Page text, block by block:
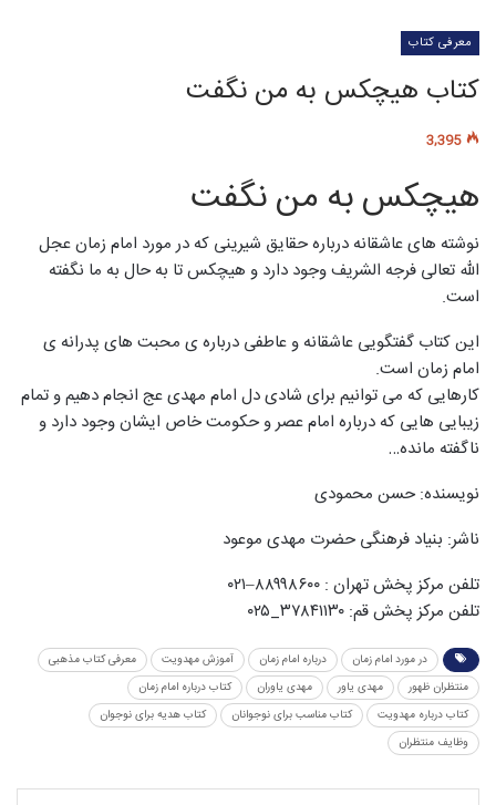
معرفی کتاب
کتاب هیچکس به من نگفت
3,395
هیچکس به من نگفت
نوشته های عاشقانه درباره حقایق شیرینی که در مورد امام زمان عجل
الله تعالی فرجه الشریف وجود دارد و هیچکس تا به حال به ما نگفته
است.
این کتاب گفتگویی عاشقانه و عاطفی درباره ی محبت های پدرانه ی
امام زمان است.
کارهایی که می توانیم برای شادی دل امام مهدی عج انجام دهیم و تمام
زیبایی هایی که درباره امام عصر و حکومت خاص ایشان وجود دارد و
ناگفته مانده…
نویسنده: حسن محمودی
ناشر: بنیاد فرهنگی حضرت مهدی موعود
تلفن مرکز پخش تهران : ۸۸۹۹۸۶۰۰–۰۲۱
تلفن مرکز پخش قم: ۳۷۸۴۱۱۳۰_۰۲۵
در مورد امام زمان درباره امام زمان آموزش مهدویت
معرفی کتاب مذهبی
منتظران ظهور
مهدی یاور مهدی یاوران
کتاب درباره امام زمان
کتاب درباره مهدویت
کتاب مناسب برای نوجوانان
کتاب هدیه برای نوجوان
وظایف منتظران